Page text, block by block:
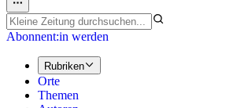
Abonnent:in werden
Rubriken
Orte
Themen